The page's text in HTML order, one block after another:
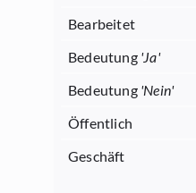
Bearbeitet
Bedeutung 'Ja'
Bedeutung 'Nein'
Öffentlich
Geschäft